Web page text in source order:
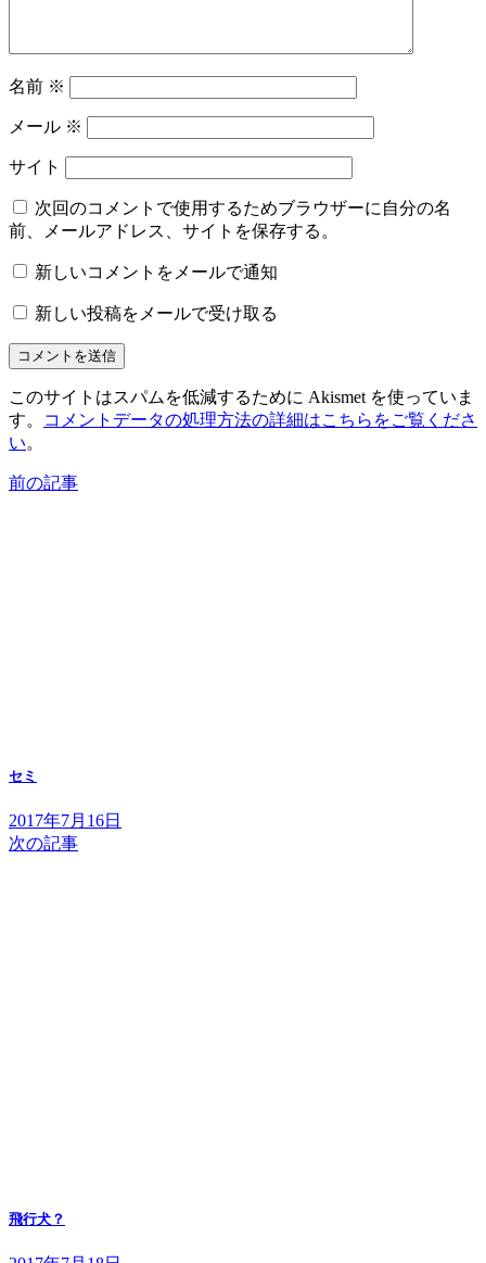
名前 ※
メール ※
サイト
次回のコメントで使用するためブラウザーに自分の名
前、メールアドレス、サイトを保存する。
新しいコメントをメールで通知
新しい投稿をメールで受け取る
このサイトはスパムを低減するために Akismet を使っていま
す。
コメントデータの処理方法の詳細はこちらをご覧くださ
い。
前の記事
セミ
2017年7月16日
次の記事
飛行犬？